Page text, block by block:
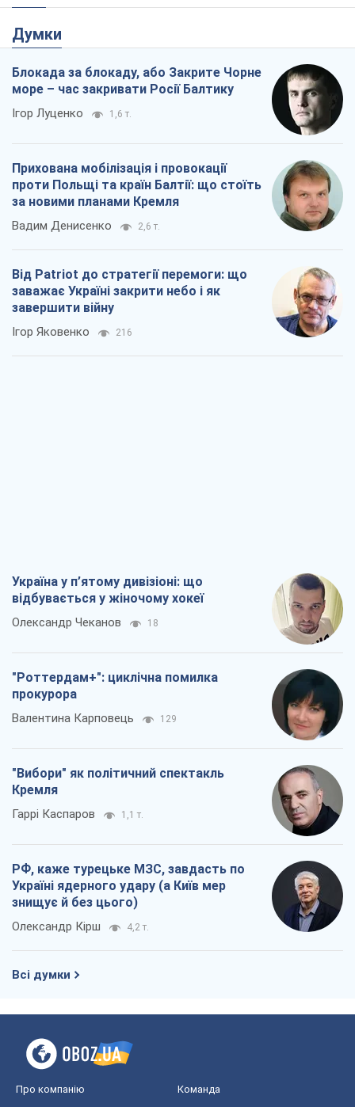
Думки
Блокада за блокаду, або Закрите Чорне
море – час закривати Росії Балтику
Ігор Луценко 1,6 т.
Прихована мобілізація і провокації
проти Польщі та країн Балтії: що стоїть
за новими планами Кремля
Вадим Денисенко 2,6 т.
Від Patriot до стратегії перемоги: що
заважає Україні закрити небо і як
завершити війну
Ігор Яковенко 216
Україна у п’ятому дивізіоні: що
відбувається у жіночому хокеї
Олександр Чеканов 18
"Роттердам+": циклічна помилка
прокурора
Валентина Карповець 129
"Вибори" як політичний спектакль
Кремля
Гаррі Каспаров 1,1 т.
РФ, каже турецьке МЗС, завдасть по
Україні ядерного удару (а Київ мер
знищує й без цього)
Олександр Кірш 4,2 т.
Всі думки
Про компанію Команда